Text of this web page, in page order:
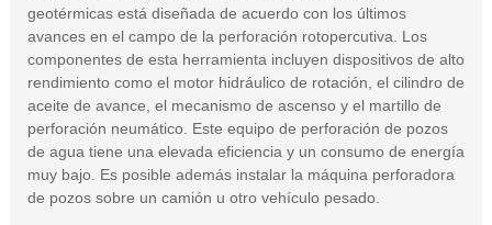
geotérmicas está diseñada de acuerdo con los últimos
avances en el campo de la perforación rotopercutiva. Los
componentes de esta herramienta incluyen dispositivos de alto
rendimiento como el motor hidráulico de rotación, el cilindro de
aceite de avance, el mecanismo de ascenso y el martillo de
perforación neumático. Este equipo de perforación de pozos
de agua tiene una elevada eficiencia y un consumo de energía
muy bajo. Es posible además instalar la máquina perforadora
de pozos sobre un camión u otro vehículo pesado.